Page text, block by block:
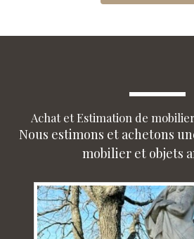
Achat et Estimation de
Nous estimons et achetons
mobilier et objets